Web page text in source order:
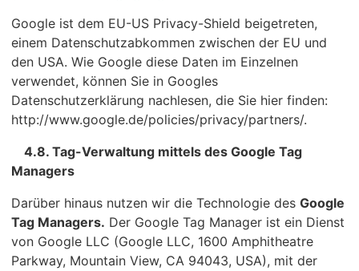
Google ist dem EU-US Privacy-Shield beigetreten,
einem Datenschutzabkommen zwischen der EU und
den USA. Wie Google diese Daten im Einzelnen
verwendet, können Sie in Googles
Datenschutzerklärung nachlesen, die Sie hier finden:
http://www.google.de/policies/privacy/partners/.
4.8. Tag-Verwaltung mittels des Google Tag
Managers
Darüber hinaus nutzen wir die Technologie des Google
Tag Managers. Der Google Tag Manager ist ein Dienst
von Google LLC (Google LLC, 1600 Amphitheatre
Parkway, Mountain View, CA 94043, USA), mit der